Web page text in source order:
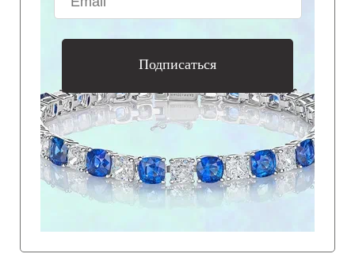
Подписаться